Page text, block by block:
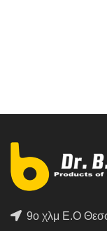
9ο χλμ Ε.Ο